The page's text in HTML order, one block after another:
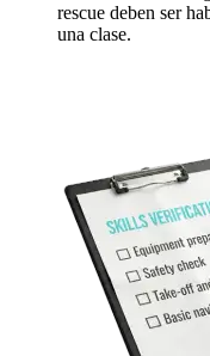
rescue deben ser
una clase.